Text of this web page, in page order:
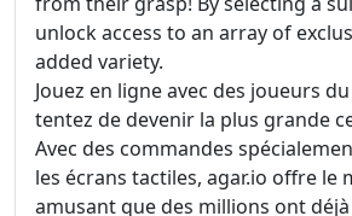
unlock access to an array of
added variety.
Jouez en ligne avec des joueurs
tentez de devenir la plus grande
Avec des commandes
les écrans tactiles, agar.io offre le
amusant que des millions ont